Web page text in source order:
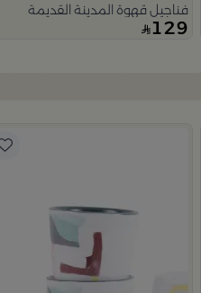
فناجيل قهوة المدينة القديمة
129